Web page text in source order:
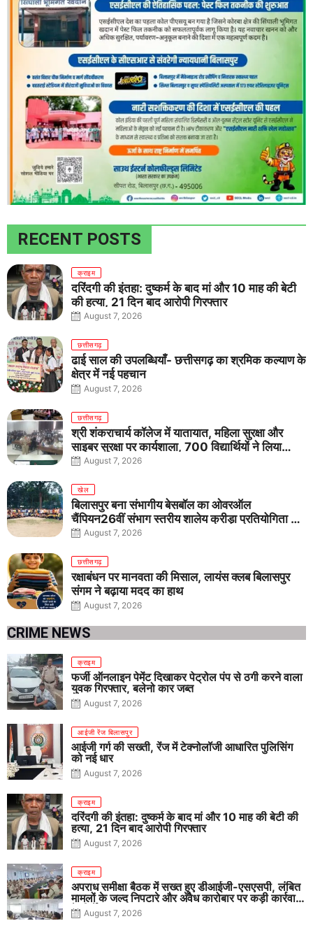
RECENT POSTS
क्राइम
दरिंदगी की इंतहा: दुष्कर्म के बाद मां और 10 माह की बेटी
की हत्या, 21 दिन बाद आरोपी गिरफ्तार
August 7, 2026
छत्तीसगढ़
ढाई साल की उपलब्धियाँ- छत्तीसगढ़ का श्रमिक कल्याण के
क्षेत्र में नई पहचान
August 7, 2026
छत्तीसगढ़
श्री शंकराचार्य कॉलेज में यातायात, महिला सुरक्षा और
साइबर सुरक्षा पर कार्यशाला, 700 विद्यार्थियों ने लिया
जागरूकता का संकल्प
August 7, 2026
खेल
बिलासपुर बना संभागीय बेसबॉल का ओवरऑल
चैंपियन26वीं संभाग स्तरीय शालेय क्रीड़ा प्रतियोगिता में
तीनों आयु वर्गों में शानदार प्रदर्शन
August 7, 2026
छत्तीसगढ़
रक्षाबंधन पर मानवता की मिसाल, लायंस क्लब बिलासपुर
संगम ने बढ़ाया मदद का हाथ
August 7, 2026
CRIME NEWS
क्राइम
फर्जी ऑनलाइन पेमेंट दिखाकर पेट्रोल पंप से ठगी करने वाला
युवक गिरफ्तार, बलेनो कार जब्त
August 7, 2026
आईजी रेंज बिलासपुर
आईजी गर्ग की सख्ती, रेंज में टेक्नोलॉजी आधारित पुलिसिंग
को नई धार
August 7, 2026
क्राइम
दरिंदगी की इंतहा: दुष्कर्म के बाद मां और 10 माह की बेटी की
हत्या, 21 दिन बाद आरोपी गिरफ्तार
August 7, 2026
क्राइम
अपराध समीक्षा बैठक में सख्त हुए डीआईजी-एसएसपी, लंबित
मामलों के जल्द निपटारे और अवैध कारोबार पर कड़ी कार्रवाई
के निर्देश
August 7, 2026